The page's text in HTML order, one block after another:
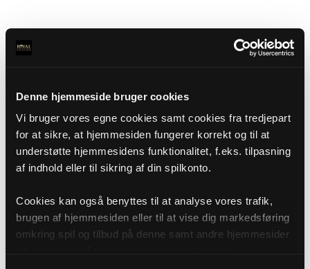
Denne hjemmeside bruger cookies
Vi bruger vores egne cookies samt cookies fra tredjepart
for at sikre, at hjemmesiden fungerer korrekt og til at
understøtte hjemmesidens funktionalitet, f.eks. tilpasning
af indhold eller til sikring af din spilkonto.
Cookies kan også benyttes til at analyse vores trafik,
brugen af hjemmesiden eller til at vise dig markedsføring
omkring spil og tilbud på denne samt andre hjemmesider